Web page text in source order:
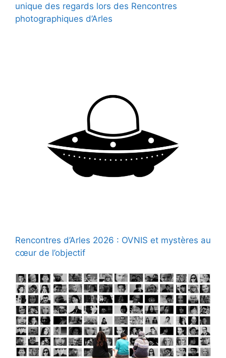
unique des regards lors des Rencontres
photographiques d’Arles
Rencontres d’Arles 2026 : OVNIS et mystères au
cœur de l’objectif